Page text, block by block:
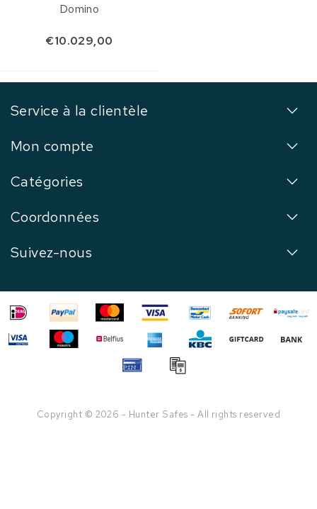
Domino
€10.029,00
Service à la clientèle
Mon compte
Catégories
Coordonnées
Suivez-nous
Copyright © 2026 - Hunter Safes - All rights reserved